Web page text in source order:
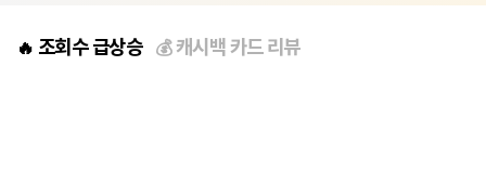
🔥 조회수 급상승 💰캐시백 카드 리뷰